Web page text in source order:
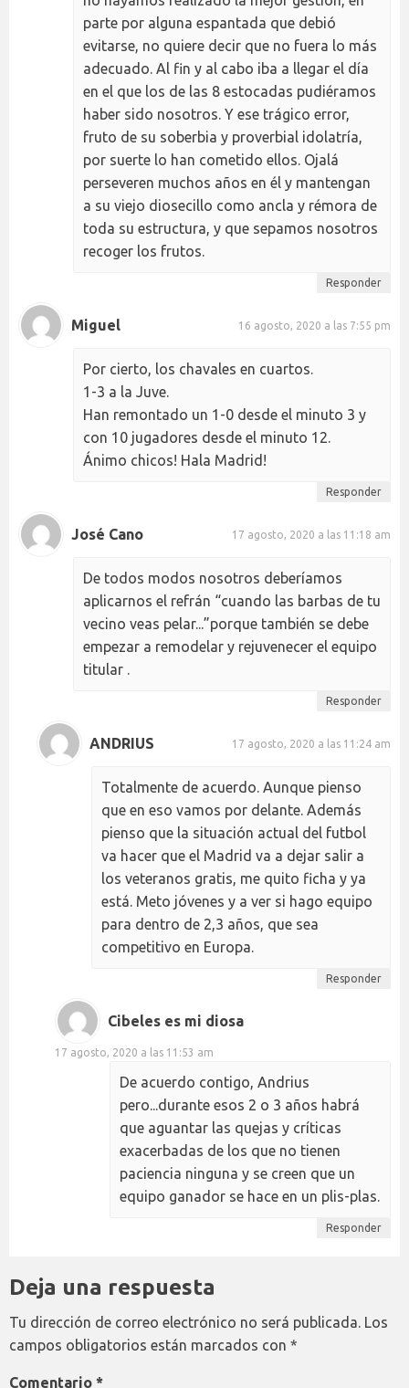
parte por alguna espantada que debió
evitarse, no quiere decir que no fuera lo más
adecuado. Al fin y al cabo iba a llegar el día
en el que los de las 8 estocadas pudiéramos
haber sido nosotros. Y ese trágico error,
fruto de su soberbia y proverbial idolatría,
por suerte lo han cometido ellos. Ojalá
perseveren muchos años en él y mantengan
a su viejo diosecillo como ancla y rémora de
toda su estructura, y que sepamos nosotros
recoger los frutos.
Responder
Miguel 16 agosto, 2020 a las 7:55 pm
Por cierto, los chavales en cuartos.
1-3 a la Juve.
Han remontado un 1-0 desde el minuto 3 y
con 10 jugadores desde el minuto 12.
Ánimo chicos! Hala Madrid!
Responder
José Cano 17 agosto, 2020 a las 11:18 am
De todos modos nosotros deberíamos
aplicarnos el refrán “cuando las barbas de tu
vecino veas pelar...”porque también se debe
empezar a remodelar y rejuvenecer el equipo
titular .
Responder
ANDRIUS 17 agosto, 2020 a las 11:24 am
Totalmente de acuerdo. Aunque pienso
que en eso vamos por delante. Además
pienso que la situación actual del futbol
va hacer que el Madrid va a dejar salir a
los veteranos gratis, me quito ficha y ya
está. Meto jóvenes y a ver si hago equipo
para dentro de 2,3 años, que sea
competitivo en Europa.
Responder
Cibeles es mi diosa
17 agosto, 2020 a las 11:53 am
De acuerdo contigo, Andrius
pero...durante esos 2 o 3 años habrá
que aguantar las quejas y críticas
exacerbadas de los que no tienen
paciencia ninguna y se creen que un
equipo ganador se hace en un plis-plas.
Responder
Deja una respuesta
Tu dirección de correo electrónico no será publicada. Los
campos obligatorios están marcados con *
Comentario *